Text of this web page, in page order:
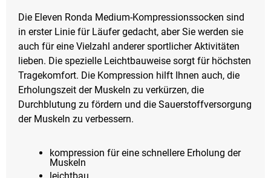
Die Eleven Ronda Medium-Kompressionssocken sind
in erster Linie für Läufer gedacht, aber Sie werden sie
auch für eine Vielzahl anderer sportlicher Aktivitäten
lieben. Die spezielle Leichtbauweise sorgt für höchsten
Tragekomfort. Die Kompression hilft Ihnen auch, die
Erholungszeit der Muskeln zu verkürzen, die
Durchblutung zu fördern und die Sauerstoffversorgung
der Muskeln zu verbessern.
kompression für eine schnellere Erholung der
Muskeln